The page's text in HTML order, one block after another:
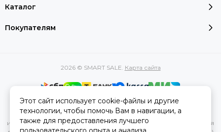
Каталог
Покупателям
2026 © SMART SALE. Карта сайта
Вся представленная на сайте информация, касающаяся
характеристик, стоимости товаров и услуг, носит
информационный характер и ни при каких условиях не является
Этот сайт использует cookie-файлы и другие
технологии, чтобы помочь Вам в навигации, а
также для предоставления лучшего